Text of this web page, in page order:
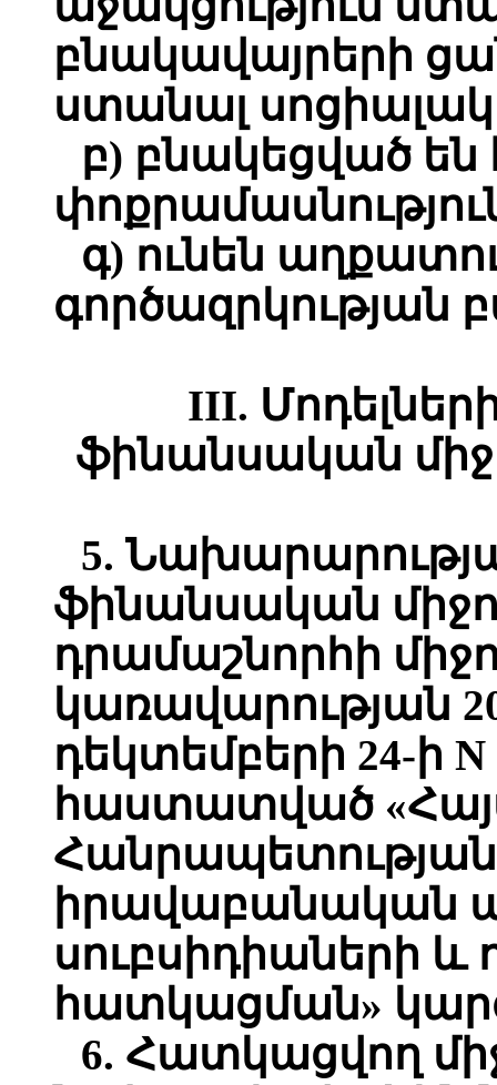
բնակավայրերի
ստանալ
բ) բնակեցված
գ) ունեն
գործազրկության
III.
ֆինանսական
5.
ֆինանսական
դրամաշնորհի
կառավարության
դեկտեմբերի 24-ի
հաստատված
իրավաբանական
սուբսիդիաների և
հատկացման»
6. Հատկացվող